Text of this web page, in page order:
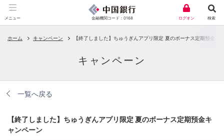
金融機関コード：0168
メニュー 検索
ログオン
ホーム キャンペーン 【終了しました】ちゅうぎんアプリ限定 夏のボーナス定期預金キ
キャンペーン
一覧へ戻る
【終了しました】ちゅうぎんアプリ限定 夏のボーナス定期預金キ
ャンペーン